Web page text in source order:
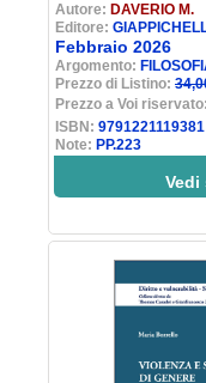
Autore: DAVERIO M.
Editore:
Febbraio 2026
Argomento:
Prezzo di Listino:
Prezzo a Voi riservato:
ISBN: 9791221119381
Note: PP.223
Vedi